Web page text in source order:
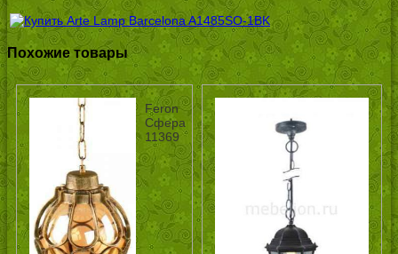
Похожие товары
Feron
Сфера
11369